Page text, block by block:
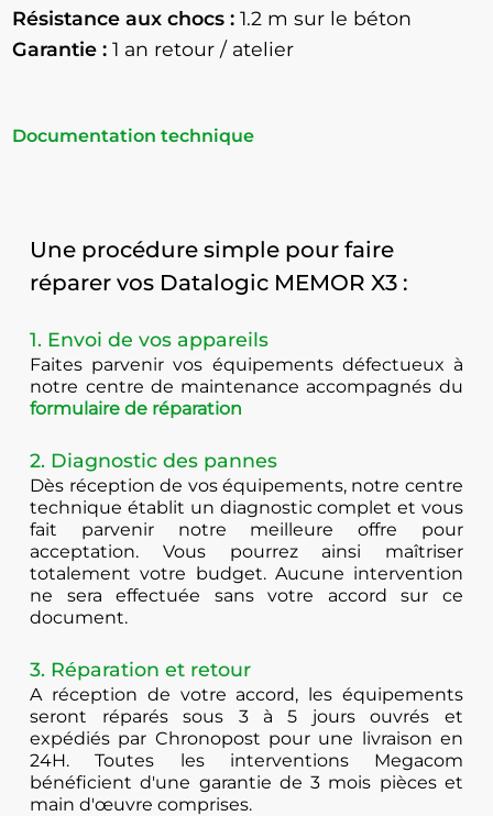
Résistance aux chocs : 1.2 m sur le béton
Garantie : 1 an retour / atelier
Documentation technique
Une procédure simple pour faire
réparer vos Datalogic MEMOR X3 :
1. Envoi de vos appareils
Faites parvenir vos équipements défectueux à
notre centre de maintenance accompagnés du
formulaire de réparation
2. Diagnostic des pannes
Dès réception de vos équipements, notre centre
technique établit un diagnostic complet et vous
fait parvenir notre meilleure offre pour
acceptation. Vous pourrez ainsi maîtriser
totalement votre budget. Aucune intervention
ne sera effectuée sans votre accord sur ce
document.
3. Réparation et retour
A réception de votre accord, les équipements
seront réparés sous 3 à 5 jours ouvrés et
expédiés par Chronopost pour une livraison en
24H. Toutes les interventions Megacom
bénéficient d'une garantie de 3 mois pièces et
main d'œuvre comprises.